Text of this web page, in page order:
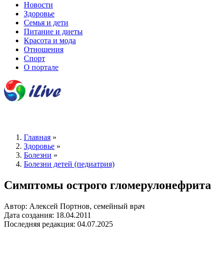
Новости
Здоровье
Семья и дети
Питание и диеты
Красота и мода
Отношения
Спорт
О портале
Главная »
Здоровье »
Болезни »
Болезни детей (педиатрия)
Симптомы острого гломерулонефрита
Автор: Алексей Портнов, семейный врач
Дата создания: 18.04.2011
Последняя редакция: 04.07.2025